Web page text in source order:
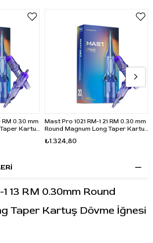
RM 0.30 mm
Kartuş
Mast Pro 1021 RM-1 21 RM 0.30 mm
Round Magnum Long Taper Kartuş
₺1.324,80
13 RM 0.30mm Round
Taper Kartuş Dövme İğnesi